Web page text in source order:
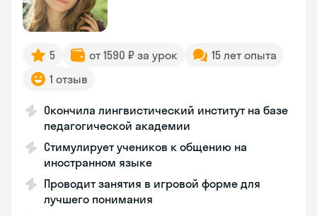
5 от 1590 ₽ за урок
15 лет опыта
1 отзыв
Окончила лингвистический институт на базе
педагогической академии
Стимулирует учеников к общению на
иностранном языке
Проводит занятия в игровой форме для
лучшего понимания